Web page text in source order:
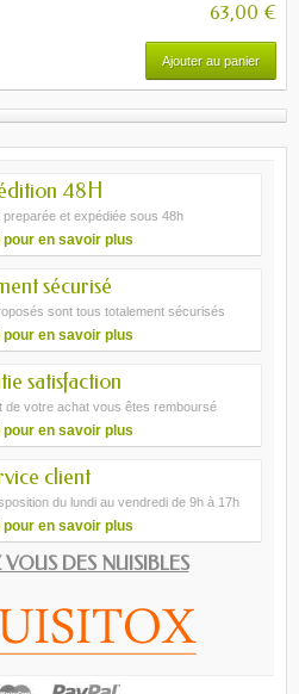
63,00 €
Ajouter au panier
48H
et expédiée sous 48h
pour en savoir plus
sécurisé
sont tous totalement sécurisés
pour en savoir plus
satisfaction
de votre achat vous êtes remboursé
pour en savoir plus
client
du lundi au vendredi de 9h à 17h
pour en savoir plus
VOUS DES NUISIBLES